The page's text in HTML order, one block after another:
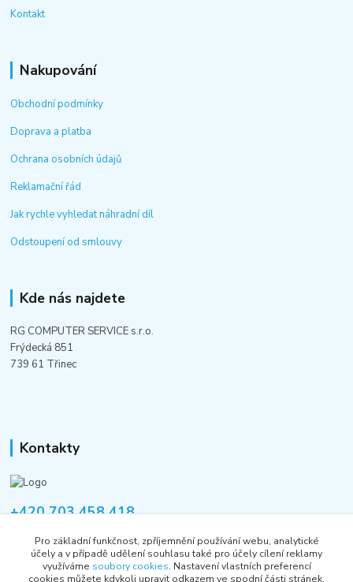
Kontakt
Nakupování
Obchodní podmínky
Doprava a platba
Ochrana osobních údajů
Reklamační řád
Jak rychle vyhledat náhradní díl
Odstoupení od smlouvy
Kde nás najdete
RG COMPUTER SERVICE s.r.o.
Frýdecká 851
739 61 Třinec
Kontakty
+420 703 458 418
informace@rgshop.cz
Pro základní funkčnost, zpříjemnění používání webu, analytické
účely a v případě udělení souhlasu také pro účely cílení reklamy
využíváme soubory cookies. Nastavení vlastních preferencí
cookies můžete kdykoli upravit odkazem ve spodní části stránek.